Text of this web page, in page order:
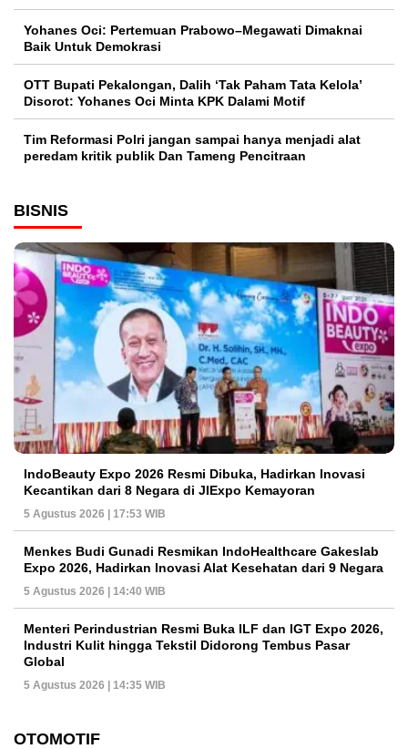
Yohanes Oci: Pertemuan Prabowo–Megawati Dimaknai
Baik Untuk Demokrasi
OTT Bupati Pekalongan, Dalih ‘Tak Paham Tata Kelola’
Disorot: Yohanes Oci Minta KPK Dalami Motif
Tim Reformasi Polri jangan sampai hanya menjadi alat
peredam kritik publik Dan Tameng Pencitraan
BISNIS
IndoBeauty Expo 2026 Resmi Dibuka, Hadirkan Inovasi
Kecantikan dari 8 Negara di JIExpo Kemayoran
5 Agustus 2026 | 17:53 WIB
Menkes Budi Gunadi Resmikan IndoHealthcare Gakeslab
Expo 2026, Hadirkan Inovasi Alat Kesehatan dari 9 Negara
5 Agustus 2026 | 14:40 WIB
Menteri Perindustrian Resmi Buka ILF dan IGT Expo 2026,
Industri Kulit hingga Tekstil Didorong Tembus Pasar
Global
5 Agustus 2026 | 14:35 WIB
OTOMOTIF